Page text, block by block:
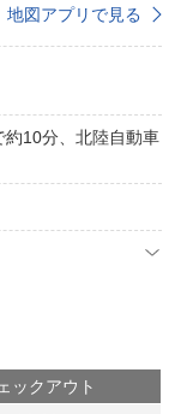
地図アプリで見る
10分、北陸自動車
ックアウト